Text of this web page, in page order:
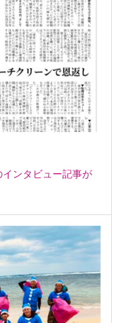
ンタビュー記事が